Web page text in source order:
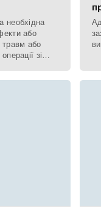
необхідна
або
травм або
зі